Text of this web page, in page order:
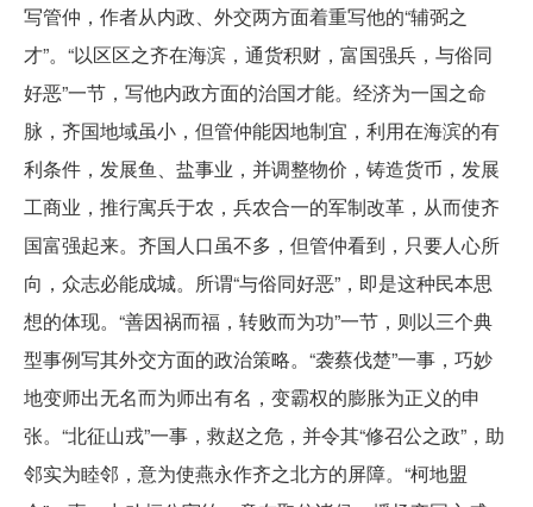
写管仲，作者从内政、外交两方面着重写他的“辅弼之
才”。“以区区之齐在海滨，通货积财，富国强兵，与俗同
好恶”一节，写他内政方面的治国才能。经济为一国之命
脉，齐国地域虽小，但管仲能因地制宜，利用在海滨的有
利条件，发展鱼、盐事业，并调整物价，铸造货币，发展
工商业，推行寓兵于农，兵农合一的军制改革，从而使齐
国富强起来。齐国人口虽不多，但管仲看到，只要人心所
向，众志必能成城。所谓“与俗同好恶”，即是这种民本思
想的体现。“善因祸而福，转败而为功”一节，则以三个典
型事例写其外交方面的政治策略。“袭蔡伐楚”一事，巧妙
地变师出无名而为师出有名，变霸权的膨胀为正义的申
张。“北征山戎”一事，救赵之危，并令其“修召公之政”，助
邻实为睦邻，意为使燕永作齐之北方的屏障。“柯地盟